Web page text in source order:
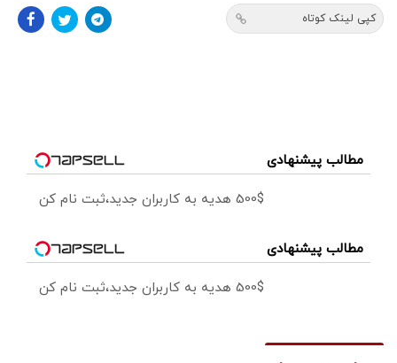
کپی لینک کوتاه
مطالب پیشنهادی
500$ هدیه به کاربران جدید،ثبت نام کن
مطالب پیشنهادی
500$ هدیه به کاربران جدید،ثبت نام کن